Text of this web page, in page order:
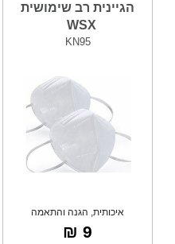
הגיינית רב שימושית
WSX
KN95
איכותית, הגנה והתאמה
מקסימלית למבנה הפני
9 ₪